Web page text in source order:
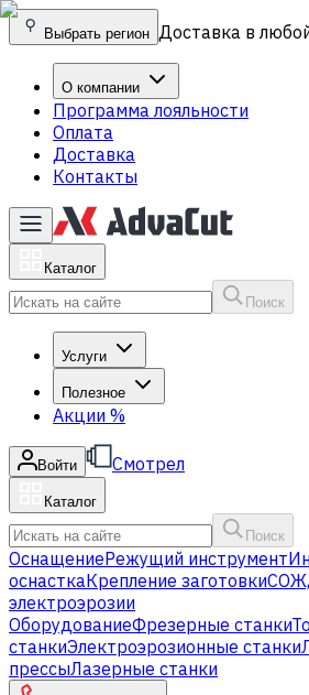
Выбрать регион Доставка в
О компании
Программа лояльности
Оплата
Доставка
Контакты
Каталог
Поиск
Услуги
Полезное
Акции %
Войти Смотрел
Каталог
Поиск
ОснащениеРежущий инструмент
оснасткаКрепление заготовки
электроэрозии
ОборудованиеФрезерные станки
станкиЭлектроэрозионные станки
прессыЛазерные станки